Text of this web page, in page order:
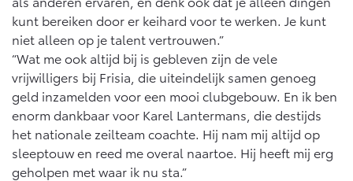
kunt bereiken door er keihard voor te werken. Je kunt
niet alleen op je talent vertrouwen.”
“Wat me ook altijd bij is gebleven zijn de vele
vrijwilligers bij Frisia, die uiteindelijk samen genoeg
geld inzamelden voor een mooi clubgebouw. En ik ben
enorm dankbaar voor Karel Lantermans, die destijds
het nationale zeilteam coachte. Hij nam mij altijd op
sleeptouw en reed me overal naartoe. Hij heeft mij erg
geholpen met waar ik nu sta.”